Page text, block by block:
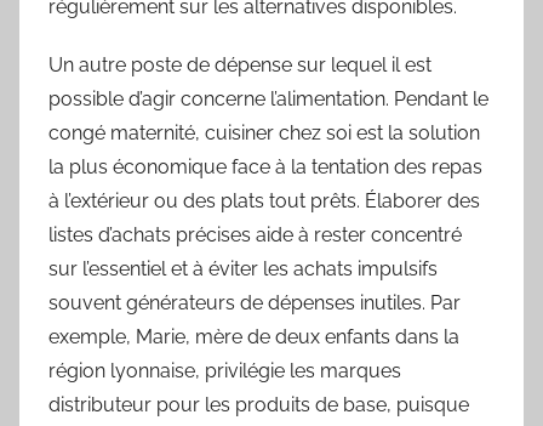
régulièrement sur les alternatives disponibles.
Un autre poste de dépense sur lequel il est
possible d’agir concerne l’alimentation. Pendant le
congé maternité, cuisiner chez soi est la solution
la plus économique face à la tentation des repas
à l’extérieur ou des plats tout prêts. Élaborer des
listes d’achats précises aide à rester concentré
sur l’essentiel et à éviter les achats impulsifs
souvent générateurs de dépenses inutiles. Par
exemple, Marie, mère de deux enfants dans la
région lyonnaise, privilégie les marques
distributeur pour les produits de base, puisque